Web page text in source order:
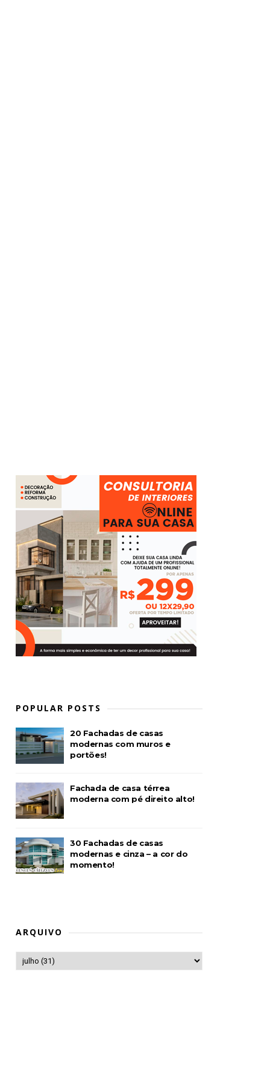
POPULAR POSTS
20 Fachadas de casas
modernas com muros e
portões!
Fachada de casa térrea
moderna com pé direito alto!
30 Fachadas de casas
modernas e cinza – a cor do
momento!
ARQUIVO